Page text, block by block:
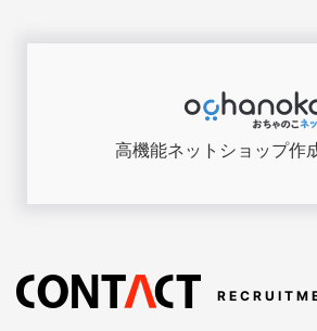
高機能ネットショップ作